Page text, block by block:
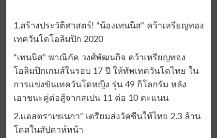
1.สร้างประวัติศาสตร์! “น้องเทนนิส” คว้าเหรียญทอง
เทควันโดโอลิมปิก 2020
“เทนนิส” พาณิภัค วงศ์พัฒนกิจ คว้าเหรียญทอง
โอลิมปิกเกมส์ในรอบ 17 ปี ให้ทัพเทควันโดไทย ใน
การแข่งขันเทควันโดหญิง รุ่น 49 กิโลกรัม หลัง
เอาชนะคู่ต่อสู้จากสเปน 11 ต่อ 10 คะแนน
2.แอสตราเซเนกา” เตรียมส่งวัคซีนให้ไทย 2.3 ล้าน
โดสในสัปดาห์หน้า